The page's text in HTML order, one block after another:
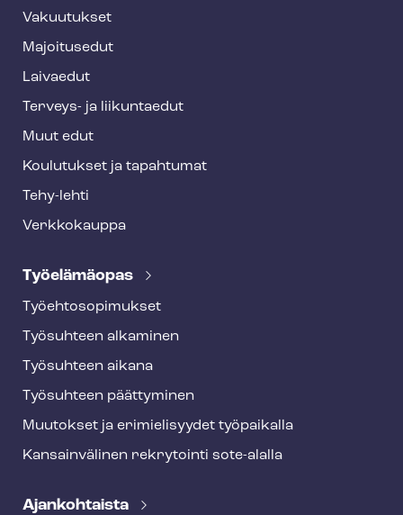
t
e
Vakuutukset
Majoitusedut
Laivaedut
Terveys- ja liikuntaedut
Muut edut
Koulutukset ja tapahtumat
Tehy-lehti
Verkkokauppa
Työelämäopas
Työ­eh­to­so­pi­muk­set
Työsuhteen alkaminen
Työsuhteen aikana
Työsuhteen päättyminen
Muutokset ja erimielisyydet työpaikalla
Kansainvälinen rekrytointi sote-alalla
Ajankohtaista